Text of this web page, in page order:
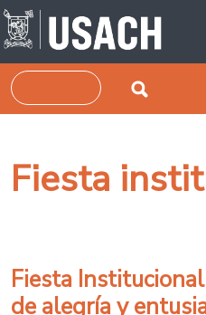
Pasar al contenido principal
Buscar
Fiesta
Fiesta
de alegría y